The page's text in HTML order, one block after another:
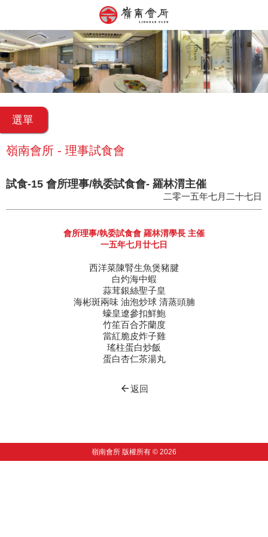
選單
嶺南會所 - 理事試食會
試食-15 會所理事/執委試食會- 羅林渭主催
二零一五年七月二十七日
會所理事/執委試食會 羅林渭學長 主催
一五年七月廿七日
西洋菜陳腎生魚煲豬腱
白灼海中蝦
蒜茸銀絲聖子皇
海彬斑兩味 油泡炒球 清蒸頭腩
蠔皇遼參扣鮮鮑
竹笙百合芥蘭度
當紅脆皮炸子雞
瑤柱蛋白炒飯
蛋白杏仁茶湯丸
arrow_back返回
嶺南會所 版權所有 © 2026